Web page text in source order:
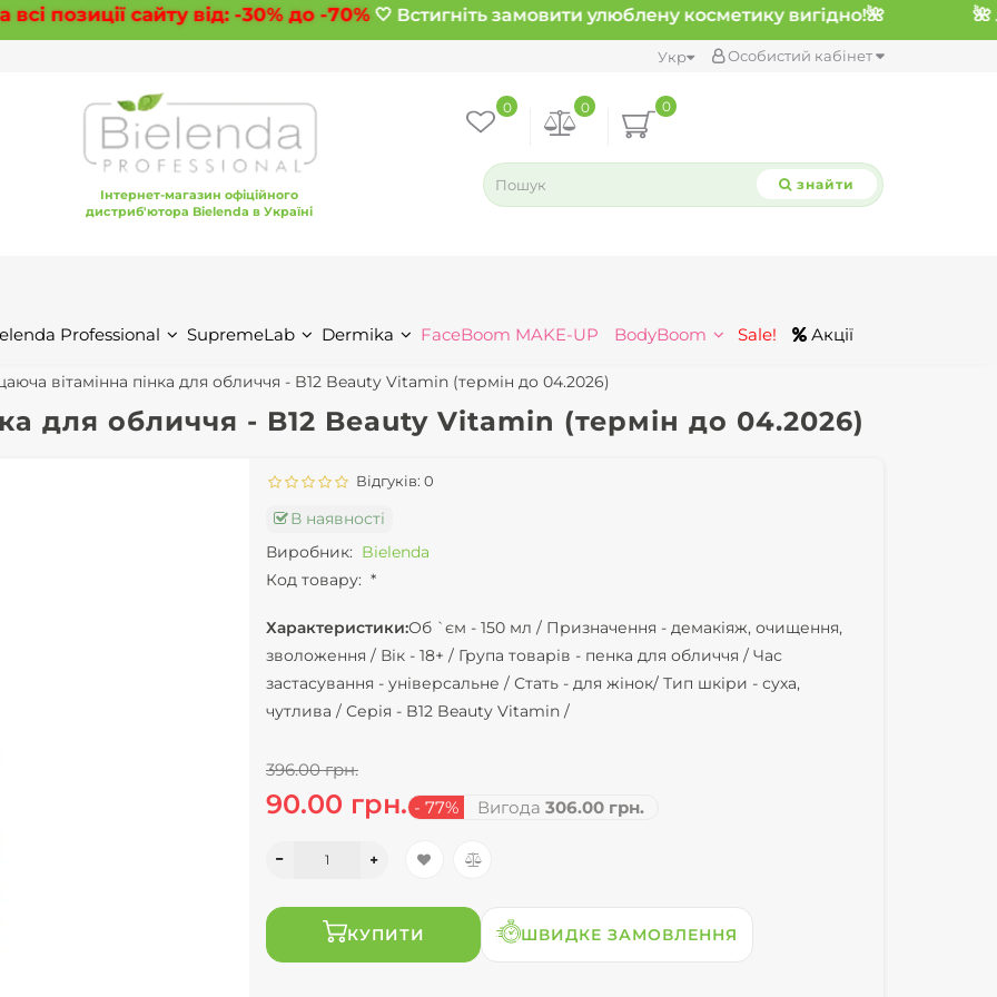
позиції сайту від:-30%до-70%🤍 Встигніть замовити улюблену косметику вигідно!🌺
Особистий кабінет
Укр
Інтернет-магазин офіційного
дистриб'ютора Bielenda в Україні
0
0
0
знайти
Professional SupremeLab Dermika FaceBoom MAKE-UP BodyBoom Sale! Акції
вітамінна пінка для обличчя - B12 Beauty Vitamin (термін до 04.2026)
для обличчя - B12 Beauty Vitamin (термін до 04.2026)
Відгуків: 0
В наявності
Виробник: Bielenda
Код товару: *
Характеристики:Об `єм - 150 мл / Призначення - демакіяж, очищення,
зволоження / Вік - 18+ / Група товарів - пенка для обличчя / Час
застасування - універсальне / Стать - для жінок/ Тип шкіри - суха,
чутлива / Серія - B12 Beauty Vitamin /
396.00 грн.
90.00 грн. - 77% Вигода 306.00 грн.
КУПИТИ ШВИДКЕ ЗАМОВЛЕННЯ